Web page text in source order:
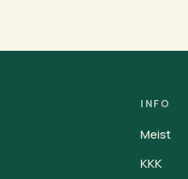
INFO
Meist
KKK